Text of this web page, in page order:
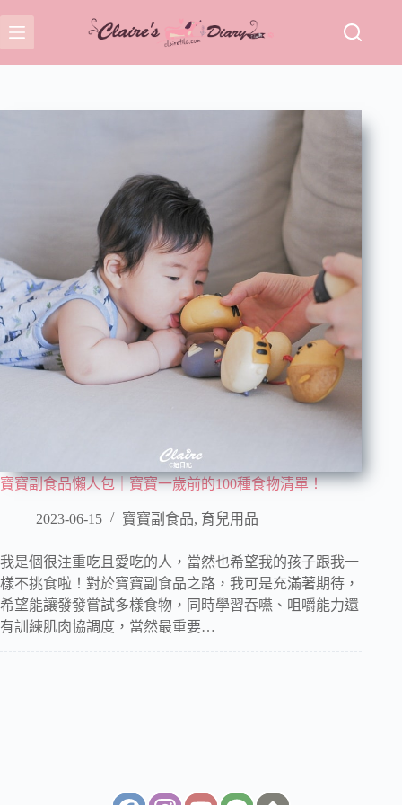
至
主
寶寶副食品懶人包｜寶寶一歲前的100種食物清單！
2023-06-15 寶寶副食品, 育兒用品
我是個很注重吃且愛吃的人，當然也希望我的孩子跟我一
樣不挑食啦！對於寶寶副食品之路，我可是充滿著期待，
希望能讓發發嘗試多樣食物，同時學習吞嚥、咀嚼能力還
有訓練肌肉協調度，當然最重要…